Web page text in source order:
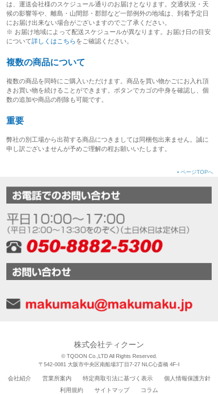
は、運送会社様のスケジュール通りのお届けとなります。交通状況・天
候の影響等や、離島・山間部・郡部など一部例外の地域は、到着予定日
にお届け出来ない場合がございますのでご了承ください。
※ お届け地域によって配送スケジュールが異なります。お届け日の目安
について詳しくはこちら をご確認ください。
複数の商品について
複数の商品を同時にご購入いただけます。商品を買い物かごにお入れ頂
きお買い物を続けることができます。ボタンでカゴの中身を確認し、個
数の追加や商品の削除も可能です。
重要
弊社の別工場から出荷する商品につきましては同梱包出来ません。誠に
申し訳ございませんが予めご理解の程お願いいたします。
• ページTOPへ
株式会社ティクーン
© TQOON Co.,LTD All Rights Reserved.
〒542-0081 大阪市中央区南船場3丁目7-27 NLC心斎橋 4F-I
会社紹介 営業所案内 特定商取引法に基づく表示
個人情報保護方針
利用規約
サイトマップ コラム